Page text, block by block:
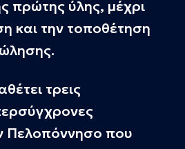
πρώτης ύλης, μέχρι
και την τοποθέτηση
τρεις
Πελοπόννησο που